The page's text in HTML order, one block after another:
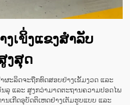
เขິ່ງແຂງສໍາລັບ
ງສຸດ
ຜະລິດຈະຖືກທົດສອບຢ່າງເຂັ້ມງວດ ແລະ
ລຸ ແລະ ສູງກວ່າມາດຕະຖານຄວາມປອດໄພ
ນເກີດອຸບັດຕິເຫດຢ່າງເຕັມຮູບແບບ ແລະ